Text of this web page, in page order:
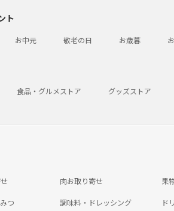
ト
お中元 敬老の日 お歳暮
食品・グルメストア グッズストア
肉お取り寄せ 果
つ 調味料・ドレッシング ド